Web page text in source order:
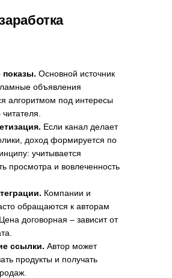
показы. Основной источник
объявления
алгоритмом под интересы
Если канал делает
доход формируется по
учитывается
просмотра и вовлеченность
Компании и
обращаются к авторам
договорная – зависит от
ссылки. Автор может
продукты и получать